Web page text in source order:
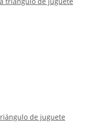
de juguete